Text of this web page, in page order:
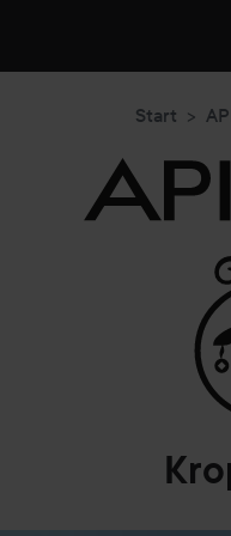
Start